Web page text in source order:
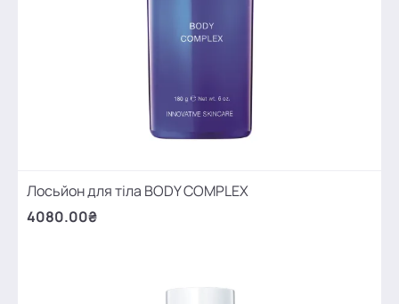
Лосьйон для тіла BODY COMPLEX
4080.00₴